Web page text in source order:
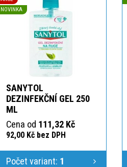
NOVINKA
SANYTOL
DEZINFEKČNÍ GEL 250
ML
Cena od 111,32 Kč
92,00 Kč bez DPH
Počet variant: 1